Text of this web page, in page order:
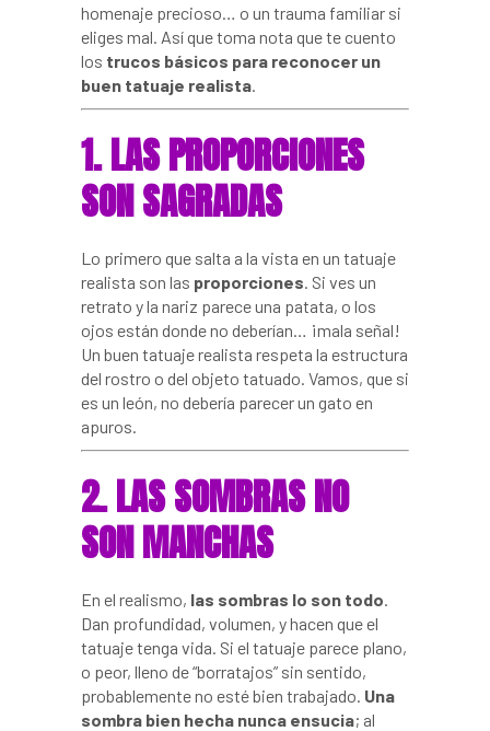
homenaje precioso… o un trauma familiar si
eliges mal. Así que toma nota que te cuento
los trucos básicos para reconocer un
buen tatuaje realista.
1. LAS PROPORCIONES
SON SAGRADAS
Lo primero que salta a la vista en un tatuaje
realista son las proporciones. Si ves un
retrato y la nariz parece una patata, o los
ojos están donde no deberían… ¡mala señal!
Un buen tatuaje realista respeta la estructura
del rostro o del objeto tatuado. Vamos, que si
es un león, no debería parecer un gato en
apuros.
2. LAS SOMBRAS NO
SON MANCHAS
En el realismo, las sombras lo son todo.
Dan profundidad, volumen, y hacen que el
tatuaje tenga vida. Si el tatuaje parece plano,
o peor, lleno de “borratajos” sin sentido,
probablemente no esté bien trabajado. Una
sombra bien hecha nunca ensucia; al